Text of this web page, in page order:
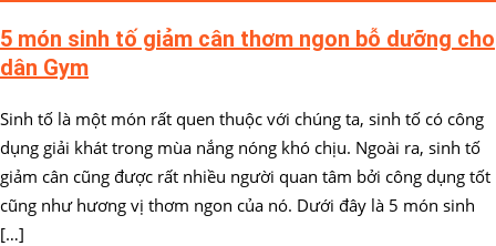
5 món sinh tố giảm cân thơm ngon bỗ dưỡng cho
dân Gym
Sinh tố là một món rất quen thuộc với chúng ta, sinh tố có công
dụng giải khát trong mùa nắng nóng khó chịu. Ngoài ra, sinh tố
giảm cân cũng được rất nhiều người quan tâm bởi công dụng tốt
cũng như hương vị thơm ngon của nó. Dưới đây là 5 món sinh
[…]